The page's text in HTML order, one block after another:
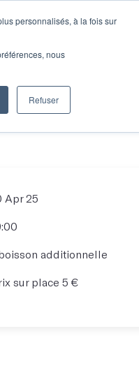
personnalisés, à la fois sur
nous
Refuser
Je découvre les
Apr 25
additionnelle
sur place 5 €